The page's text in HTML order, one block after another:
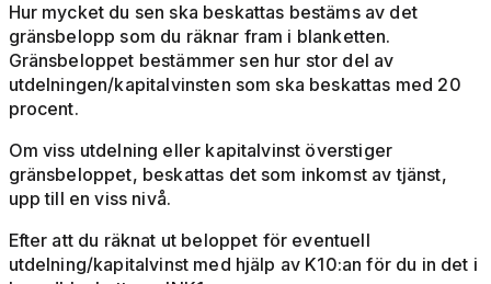
Hur mycket du sen ska beskattas bestäms av det
gränsbelopp som du räknar fram i blanketten.
Gränsbeloppet bestämmer sen hur stor del av
utdelningen/kapitalvinsten som ska beskattas med 20
procent.
Om viss utdelning eller kapitalvinst överstiger
gränsbeloppet, beskattas det som inkomst av tjänst,
upp till en viss nivå.
Efter att du räknat ut beloppet för eventuell
utdelning/kapitalvinst med hjälp av K10:an för du in det i